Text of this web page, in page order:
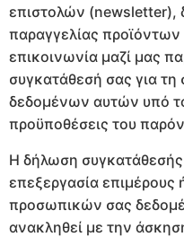
επιστολών (newsletter),
παραγγελίας
επικοινωνία μαζί μας
συγκατάθεσή σας για
δεδομένων αυτών υπό
προϋποθέσεις του
Η δήλωση συγκατάθεσής
επεξεργασία
προσωπικών σας
ανακληθεί με την